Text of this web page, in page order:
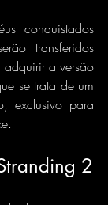
conquistados
transferidos
a versão
se trata de um
exclusivo para
2